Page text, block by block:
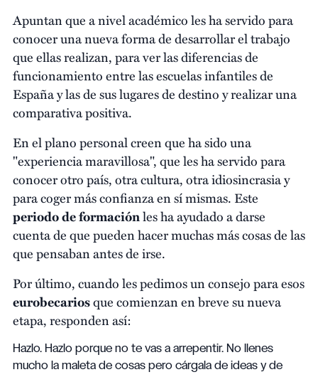
Apuntan que a nivel académico les ha servido para
conocer una nueva forma de desarrollar el trabajo
que ellas realizan, para ver las diferencias de
funcionamiento entre las escuelas infantiles de
España y las de sus lugares de destino y realizar una
comparativa positiva.
En el plano personal creen que ha sido una
"experiencia maravillosa", que les ha servido para
conocer otro país, otra cultura, otra idiosincrasia y
para coger más confianza en sí mismas. Este
periodo de formaciónles ha ayudado a darse
cuenta de que pueden hacer muchas más cosas de las
que pensaban antes de irse.
Por último, cuando les pedimos un consejo para esos
eurobecariosque comienzan en breve su nueva
etapa, responden así:
Hazlo. Hazlo porque no te vas a arrepentir. No llenes
mucho la maleta de cosas pero cárgala de ideas y de